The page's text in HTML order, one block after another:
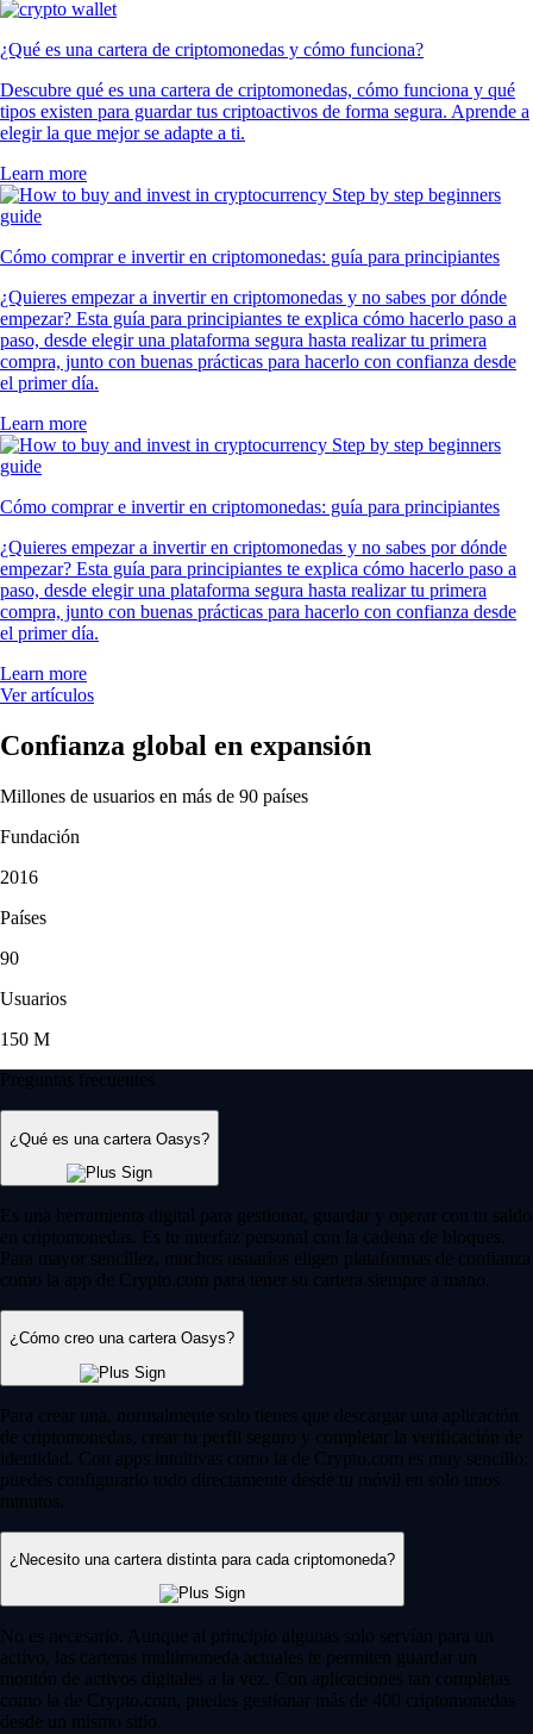
¿Qué es una cartera de criptomonedas y cómo funciona?
Descubre qué es una cartera de criptomonedas, cómo funciona y qué
tipos existen para guardar tus criptoactivos de forma segura. Aprende a
elegir la que mejor se adapte a ti.
Learn more
Cómo comprar e invertir en criptomonedas: guía para principiantes
¿Quieres empezar a invertir en criptomonedas y no sabes por dónde
empezar? Esta guía para principiantes te explica cómo hacerlo paso a
paso, desde elegir una plataforma segura hasta realizar tu primera
compra, junto con buenas prácticas para hacerlo con confianza desde
el primer día.
Learn more
Cómo comprar e invertir en criptomonedas: guía para principiantes
¿Quieres empezar a invertir en criptomonedas y no sabes por dónde
empezar? Esta guía para principiantes te explica cómo hacerlo paso a
paso, desde elegir una plataforma segura hasta realizar tu primera
compra, junto con buenas prácticas para hacerlo con confianza desde
el primer día.
Learn more
Ver artículos
Confianza global en expansión
Millones de usuarios en más de 90 países
Fundación
2016
Países
90
Usuarios
150 M
Preguntas frecuentes
¿Qué es una cartera Oasys?
Es una herramienta digital para gestionar, guardar y operar con tu saldo
en criptomonedas. Es tu interfaz personal con la cadena de bloques.
Para mayor sencillez, muchos usuarios eligen plataformas de confianza
como la app de Crypto.com para tener su cartera siempre a mano.
¿Cómo creo una cartera Oasys?
Para crear una, normalmente solo tienes que descargar una aplicación
de criptomonedas, crear tu perfil seguro y completar la verificación de
identidad. Con apps intuitivas como la de Crypto.com es muy sencillo:
puedes configurarlo todo directamente desde tu móvil en solo unos
minutos.
¿Necesito una cartera distinta para cada criptomoneda?
No es necesario. Aunque al principio algunas solo servían para un
activo, las carteras multimoneda actuales te permiten guardar un
montón de activos digitales a la vez. Con aplicaciones tan completas
como la de Crypto.com, puedes gestionar más de 400 criptomonedas
desde un mismo sitio.